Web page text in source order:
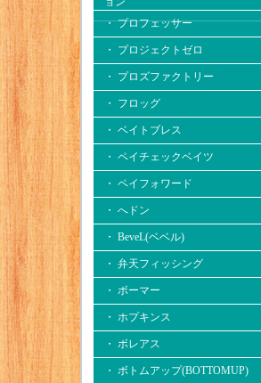
・ プロフェッサー
・ プロジェクトゼロ
・ プロズファクトリー
・ フロッグ
・ ベイトブレス
・ ペイチェックベイツ
・ ペイフォワード
・ へドン
・ BeveL(ベベル)
・ 弁天フィッシング
・ ボーマー
・ ホプキンス
・ ボレアス
・ ボトムアップ(BOTTOMUP)